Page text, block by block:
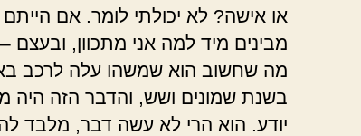
או אישה? לא יכולתי לומר. אם
מבינים מיד למה אני מתכוון,
מה שחשוב הוא שמשהו עלה לרכב
בשנת שמונים ושש, והדבר הזה היה
יודע. הוא הרי לא עשה דבר, מלבד